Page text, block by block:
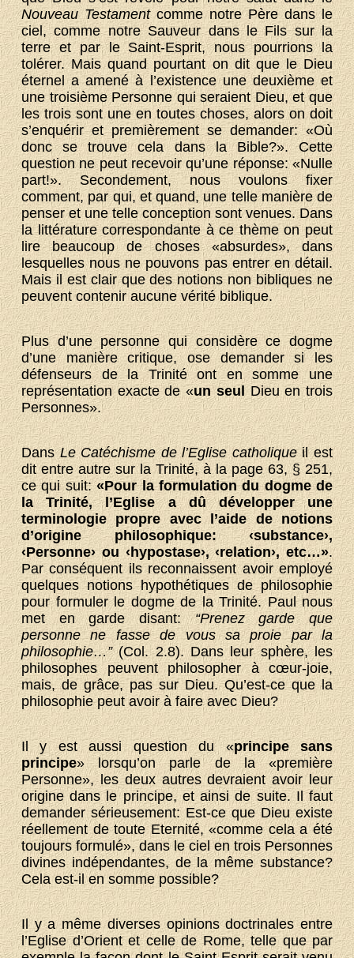
Nouveau Testamentcomme notre Père dans le
ciel, comme notre Sauveur dans le Fils sur la
terre et par le Saint-Esprit, nous pourrions la
tolérer. Mais quand pourtant on dit que le Dieu
éternel a amené à l’existence une deuxième et
une troisième Personne qui seraient Dieu, et que
les trois sont une en toutes choses, alors on doit
s’enquérir et premièrement se demander: «Où
donc se trouve cela dans la Bible?». Cette
question ne peut recevoir qu’une réponse: «Nulle
part!». Secondement, nous voulons fixer
comment, par qui, et quand, une telle manière de
penser et une telle conception sont venues. Dans
la littérature correspondante à ce thème on peut
lire beaucoup de choses «absurdes», dans
lesquelles nous ne pouvons pas entrer en détail.
Mais il est clair que des notions non bibliques ne
peuvent contenir aucune vérité biblique.
Plus d’une personne qui considère ce dogme
d’une manière critique, ose demander si les
défenseurs de la Trinité ont en somme une
représentation exacte de «un seulDieu en trois
Personnes».
DansLe Catéchisme de l’Eglise catholiqueil est
dit entre autre sur la Trinité, à la page 63, § 251,
ce qui suit:«Pour la formulation du dogme de
la Trinité, l’Eglise a dû développer une
terminologie propre avec l’aide de notions
d’origine philosophique: ‹substance›,
‹Personne› ou ‹hypostase›, ‹relation›, etc…».
Par conséquent ils reconnaissent avoir employé
quelques notions hypothétiques de philosophie
pour formuler le dogme de la Trinité. Paul nous
met en garde disant:“Prenez garde que
personne ne fasse de vous sa proie par la
philosophie…”(Col. 2.8). Dans leur sphère, les
philosophes peuvent philosopher à cœur-joie,
mais, de grâce, pas sur Dieu. Qu’est-ce que la
philosophie peut avoir à faire avec Dieu?
Il y est aussi question du «principe sans
principe» lorsqu’on parle de la «première
Personne», les deux autres devraient avoir leur
origine dans le principe, et ainsi de suite. Il faut
demander sérieusement: Est-ce que Dieu existe
réellement de toute Eternité, «comme cela a été
toujours formulé», dans le ciel en trois Personnes
divines indépendantes, de la même substance?
Cela est-il en somme possible?
Il y a même diverses opinions doctrinales entre
l’Eglise d’Orient et celle de Rome, telle que par